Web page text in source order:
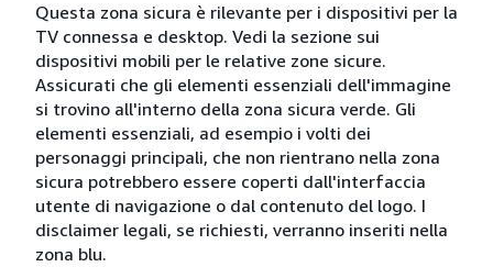
Questa zona sicura è rilevante per i dispositivi per la
TV connessa e desktop. Vedi la sezione sui
dispositivi mobili per le relative zone sicure.
Assicurati che gli elementi essenziali dell'immagine
si trovino all'interno della zona sicura verde. Gli
elementi essenziali, ad esempio i volti dei
personaggi principali, che non rientrano nella zona
sicura potrebbero essere coperti dall'interfaccia
utente di navigazione o dal contenuto del logo. I
disclaimer legali, se richiesti, verranno inseriti nella
zona blu.